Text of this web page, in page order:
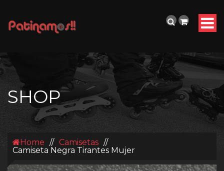
SHOP
Home // Camisetas //
Camiseta Negra Tirantes Mujer